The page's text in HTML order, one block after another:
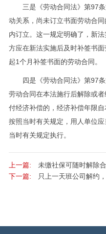
三是《劳动合同法》第97条
动关系，尚未订立书面劳动合
内订立。这一规定明确了，新
方应在新法实施后及时补签书
起1个月补签书面的劳动合同。
四是《劳动合同法》第97条
劳动合同在本法施行后解除或
付经济补偿的，经济补偿年限
按照当时有关规定，用人单位
当时有关规定执行。
上一篇:
未缴社保可随时解除
下一篇:
只上一天班公司解约